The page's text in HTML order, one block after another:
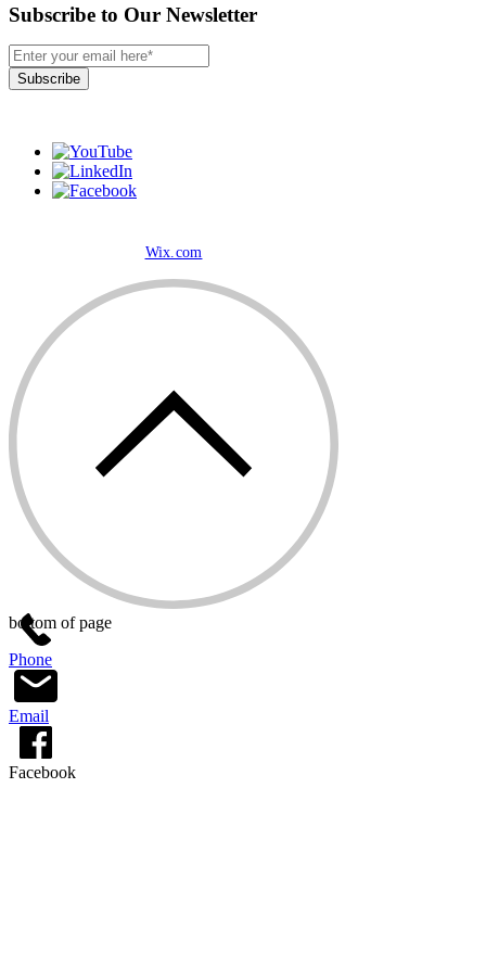
Subscribe to Our Newsletter
Subscribe
Wix.com
Phone
Email
Facebook
bottom of page